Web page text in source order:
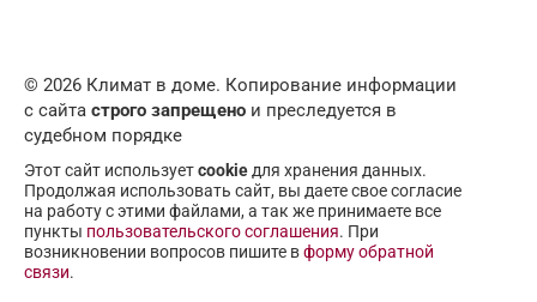
© 2026 Климат в доме. Копирование информации
с сайта строго запрещено и преследуется в
судебном порядке
Этот сайт используетcookieдля хранения данных.
Продолжая использовать сайт, вы даете свое согласие
на работу с этими файлами, а так же принимаете все
пункты пользовательского соглашения. При
возникновении вопросов пишите вформу обратной
связи.